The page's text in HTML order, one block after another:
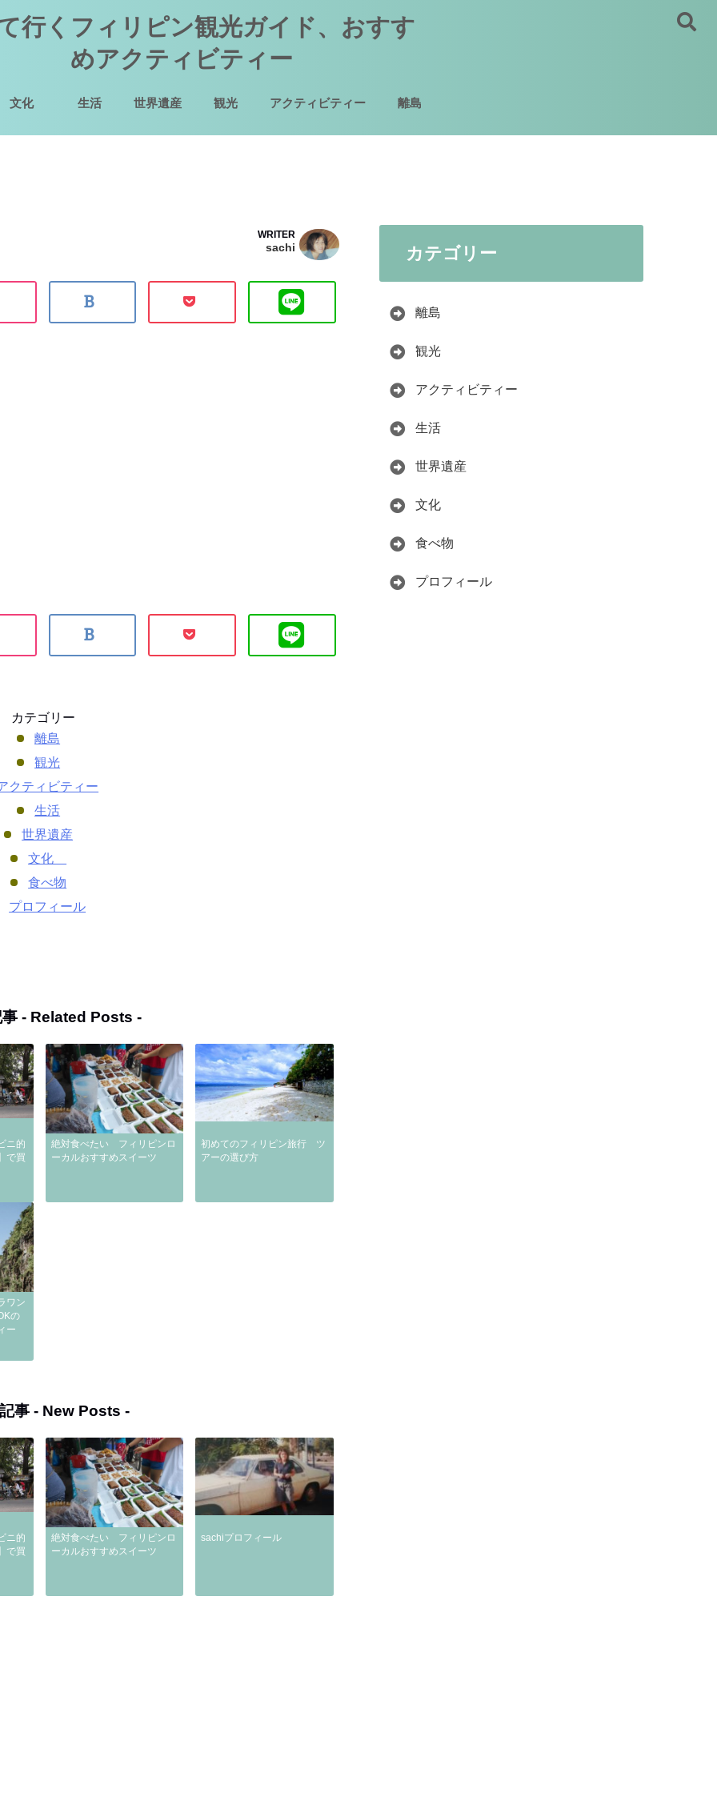
行くフィリピン観光ガイド、おすす
めアクティビティー
文化 生活 世界遺産 観光 アクティビティー 離島
WRITER
sachi
カテゴリー
離島
観光
クティビティー
生活
世界遺産
文化
食べ物
プロフィール
- Related Posts -
ニ的
で買
絶対食べたい フィリピンロ
ーカルおすすめスイーツ
初めてのフィリピン旅行 ツ
アーの選び方
ワン
の
ー
事 - New Posts -
ニ的
で買
絶対食べたい フィリピンロ
ーカルおすすめスイーツ
sachiプロフィール
カテゴリー
離島
観光
アクティビティー
生活
世界遺産
文化
食べ物
プロフィール